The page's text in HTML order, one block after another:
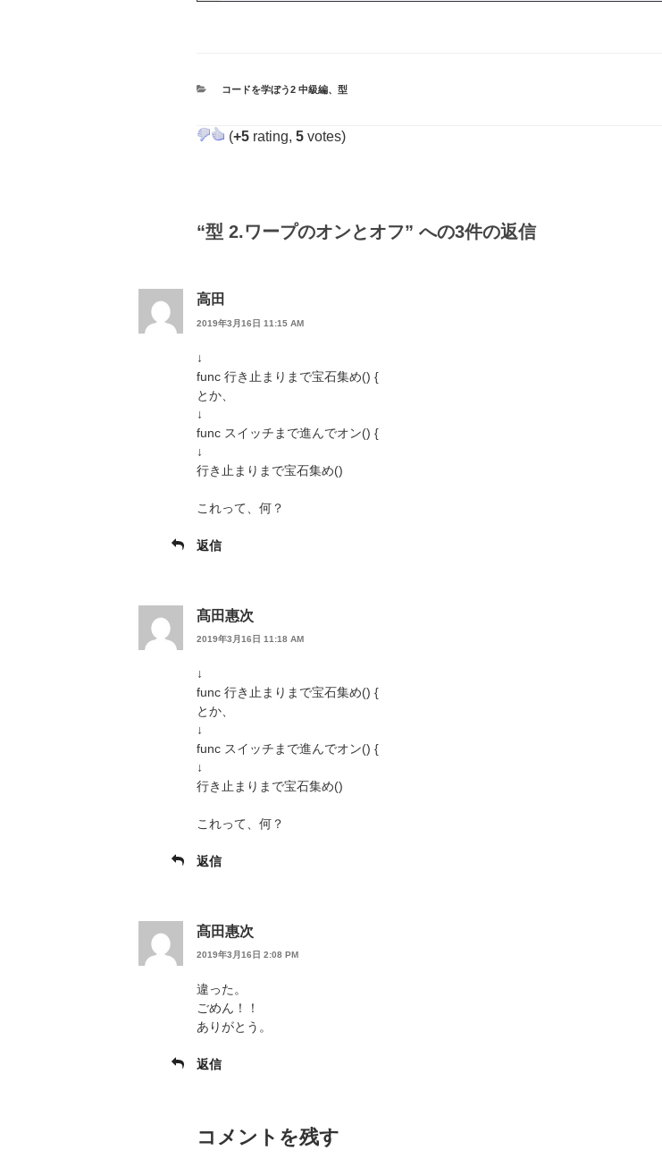
カ
リ
コードを学ぼう2 中級編、 型
(+5 rating, 5 votes)
“型 2.ワープのオンとオフ” への3件の返信
高田
2019年3月16日 11:15 AM
↓
func 行き止まりまで宝石集め() {
とか、
↓
func スイッチまで進んでオン() {
↓
行き止まりまで宝石集め()
これって、何？
返信
髙田惠次
2019年3月16日 11:18 AM
↓
func 行き止まりまで宝石集め() {
とか、
↓
func スイッチまで進んでオン() {
↓
行き止まりまで宝石集め()
これって、何？
返信
髙田惠次
2019年3月16日 2:08 PM
違った。
ごめん！！
ありがとう。
返信
コメントを残す